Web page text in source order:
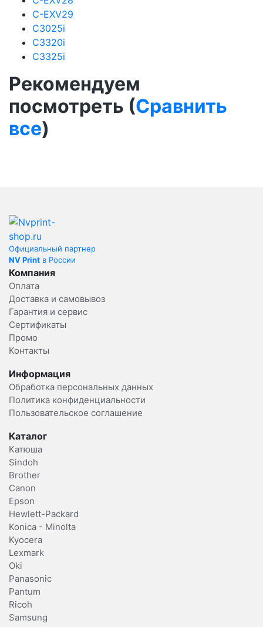
C-EXV29
C3025i
C3320i
C3325i
Рекомендуем
посмотреть (Сравнить
все)
Официальный партнер
NV Print в России
Компания
Оплата
Доставка и самовывоз
Гарантия и сервис
Сертификаты
Промо
Контакты
Информация
Обработка персональных данных
Политика конфиденциальности
Пользовательское соглашение
Каталог
Катюша
Sindoh
Brother
Canon
Epson
Hewlett-Packard
Konica - Minolta
Kyocera
Lexmark
Oki
Panasonic
Pantum
Ricoh
Samsung